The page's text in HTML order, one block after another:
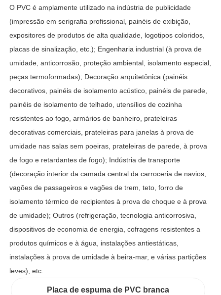
O PVC é amplamente utilizado na indústria de publicidade
(impressão em serigrafia profissional, painéis de exibição,
expositores de produtos de alta qualidade, logotipos coloridos,
placas de sinalização, etc.); Engenharia industrial (à prova de
umidade, anticorrosão, proteção ambiental, isolamento especial,
peças termoformadas); Decoração arquitetônica (painéis
decorativos, painéis de isolamento acústico, painéis de parede,
painéis de isolamento de telhado, utensílios de cozinha
resistentes ao fogo, armários de banheiro, prateleiras
decorativas comerciais, prateleiras para janelas à prova de
umidade nas salas sem poeiras, prateleiras de parede, à prova
de fogo e retardantes de fogo); Indústria de transporte
(decoração interior da camada central da carroceria de navios,
vagões de passageiros e vagões de trem, teto, forro de
isolamento térmico de recipientes à prova de choque e à prova
de umidade); Outros (refrigeração, tecnologia anticorrosiva,
dispositivos de economia de energia, cofragens resistentes a
produtos químicos e à água, instalações antiestáticas,
instalações à prova de umidade à beira-mar, e várias partições
leves), etc.
Placa de espuma de PVC branca